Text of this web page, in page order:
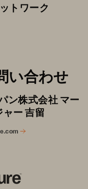
トワーク
い合わせ
ン株式会社 マー
ー 吉留